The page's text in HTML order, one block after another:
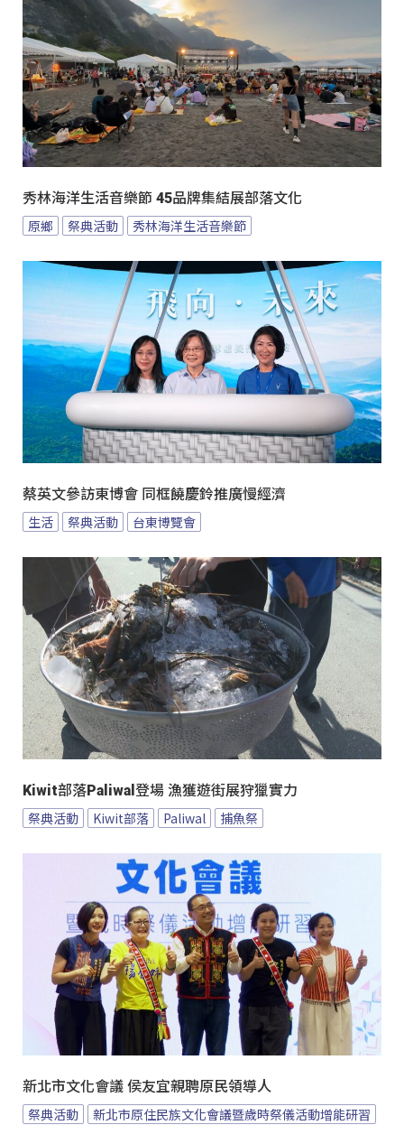
秀林海洋生活音樂節 45品牌集結展部落文化
原鄉 祭典活動 秀林海洋生活音樂節
蔡英文參訪東博會 同框饒慶鈴推廣慢經濟
生活 祭典活動 台東博覽會
Kiwit部落Paliwal登場 漁獲遊街展狩獵實力
祭典活動 Kiwit部落 Paliwal 捕魚祭
新北市文化會議 侯友宜親聘原民領導人
祭典活動 新北市原住民族文化會議暨歲時祭儀活動增能研習